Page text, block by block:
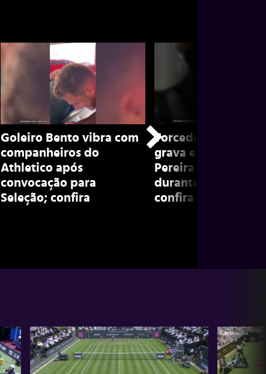
Goleiro Bento vibra com
companheiros do
Athletico após
convocação para
Seleção; confira
Torcedor do
grava estrutura do
Pereira tremendo
durante canto da
confira